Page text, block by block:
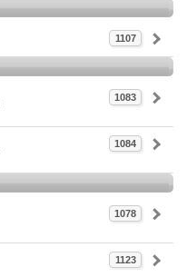
1107
1083
1084
1078
1123